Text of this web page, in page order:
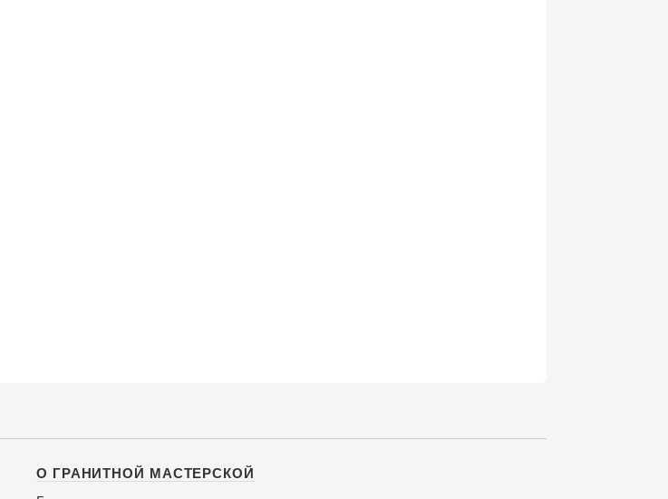
О ГРАНИТНОЙ МАСТЕРСКОЙ